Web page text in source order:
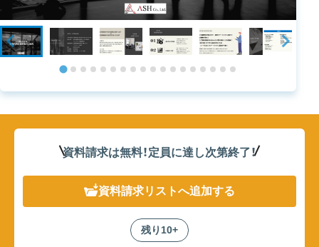
資料請求は無料！定員に達し次第終了！
資料請求リストへ追加する
残り10+